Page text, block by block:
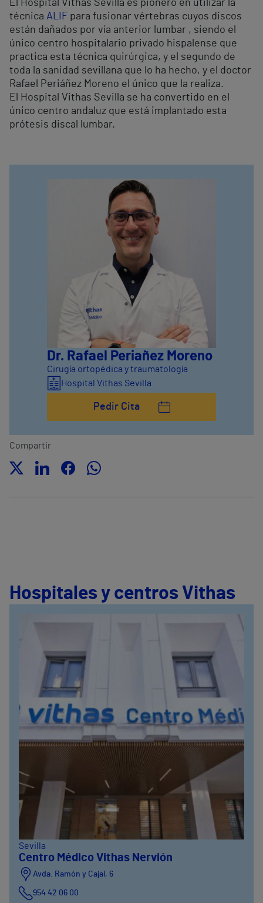
El Hospital Vithas Sevilla es pionero en utilizar la
técnica ALIF para fusionar vértebras cuyos discos
están dañados por vía anterior lumbar , siendo el
único centro hospitalario privado hispalense que
practica esta técnica quirúrgica, y el segundo de
toda la sanidad sevillana que lo ha hecho, y el doctor
Rafael Periáñez Moreno el único que la realiza.
El Hospital Vithas Sevilla se ha convertido en el
único centro andaluz que está implantado esta
prótesis discal lumbar.
Dr. Rafael Periañez Moreno
Cirugía ortopédica y traumatología
Hospital Vithas Sevilla
Pedir Cita
Compartir
Hospitales y centros Vithas
Sevilla
Centro Médico Vithas Nervión
Avda. Ramón y Cajal, 6
954 42 06 00